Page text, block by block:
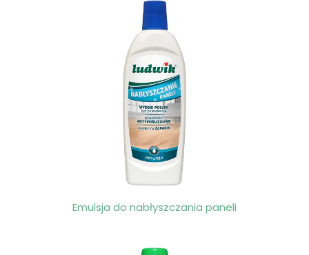
Emulsja do nabłyszczania paneli